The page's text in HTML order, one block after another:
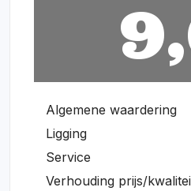
Algemene waardering
Ligging
Service
Verhouding prijs/